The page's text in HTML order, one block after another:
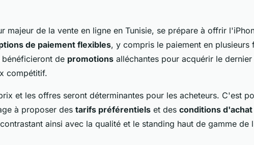
majeur de la vente en ligne en Tunisie, se prépare à offrir
de paiement flexibles, y compris le paiement en plusieurs
de promotions alléchantes pour acquérir le
compétitif.
et les offres seront déterminantes pour les acheteurs. C'est
à proposer des tarifs préférentiels et des conditions d'achat
ainsi avec la qualité et le standing haut de gamme de